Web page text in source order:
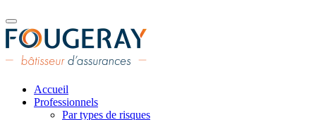
Accueil
Professionnels
Par types de risques